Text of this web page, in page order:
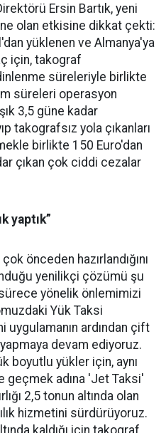
Ersin Bartık, yeni
olan etkisine dikkat çekti:
yüklenen ve Almanya'ya
için, takograf
süreleriyle birlikte
süreleri operasyon
3,5 güne kadar
takografsız yola çıkanları
birlikte 150 Euro'dan
çıkan çok ciddi cezalar
yaptık”
önceden hazırlandığını
yenilikçi çözümü şu
yönelik önlemimizi
Yük Taksi
uygulamanın ardından çift
devam ediyoruz.
boyutlu yükler için, aynı
geçmek adına 'Jet Taksi'
2,5 tonun altında olan
hizmetini sürdürüyoruz.